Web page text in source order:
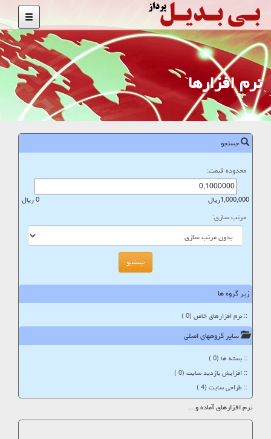
نرم افزارها
جستجو
محدوده قیمت:
1,000,000ریال 0 ریال
مرتب سازی:
زیر گروه ها
:: نرم افزارهای خاص (0 )
سایر گروههای اصلی
:: بسته ها (0 )
:: افزایش بازدید سایت (0 )
:: طراحی سایت (4 )
نرم افزارهای آماده و ...